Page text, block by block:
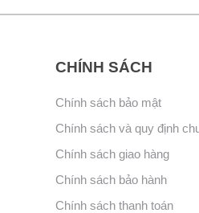
CHÍNH SÁCH
Chính sách bảo mật
Chính sách và quy định
Chính sách giao hàng
Chính sách bảo hành
Chính sách thanh toán